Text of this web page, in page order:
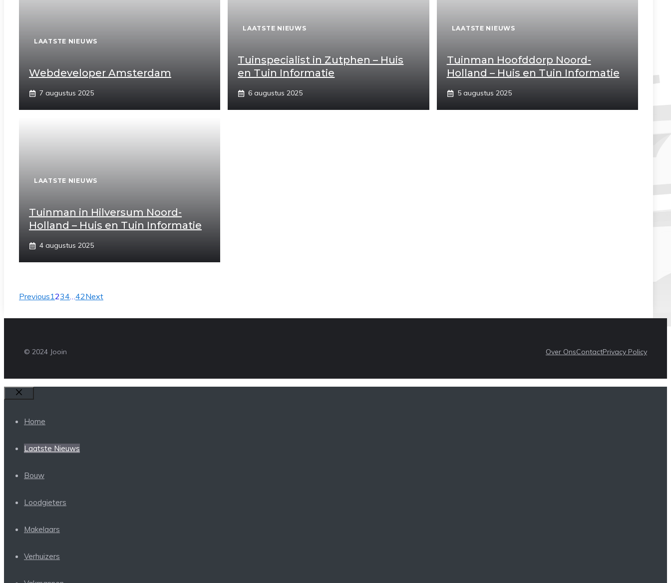
LAATSTE NIEUWS
Webdeveloper Amsterdam
7 augustus 2025
LAATSTE NIEUWS
Tuinspecialist in Zutphen – Huis
en Tuin Informatie
6 augustus 2025
LAATSTE NIEUWS
Tuinman Hoofddorp Noord-
Holland – Huis en Tuin Informatie
5 augustus 2025
LAATSTE NIEUWS
Tuinman in Hilversum Noord-
Holland – Huis en Tuin Informatie
4 augustus 2025
Previous1234…42Next
© 2024 Jooin Over OnsContactPrivacy Policy
Sluiten
Home
Laatste Nieuws
Bouw
Loodgieters
Makelaars
Verhuizers